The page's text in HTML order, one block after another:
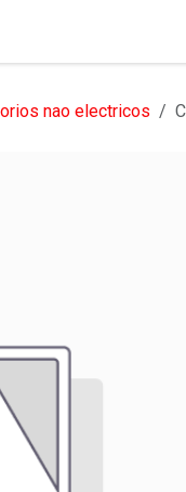
nao electricos